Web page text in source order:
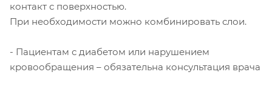
контакт с поверхностью.
При необходимости можно комбинировать слои.
- Пациентам с диабетом или нарушением
кровообращения – обязательна консультация врача